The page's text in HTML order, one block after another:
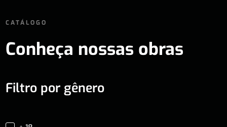
CATÁLOGO
Conheça nossas obras
Filtro por gênero